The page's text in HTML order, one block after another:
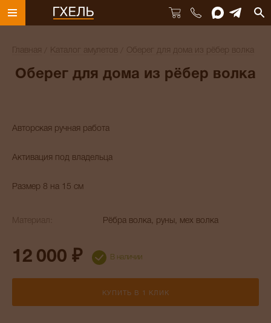
Главная Каталог амулетов Оберег для дома из рёбер волка
Оберег для дома из рёбер волка
Авторская ручная работа
Активация под владельца
Размер 8 на 15 см
Материал: Рёбра волка, руны, мех волка
12 000 ₽ В наличии
КУПИТЬ В 1 КЛИК